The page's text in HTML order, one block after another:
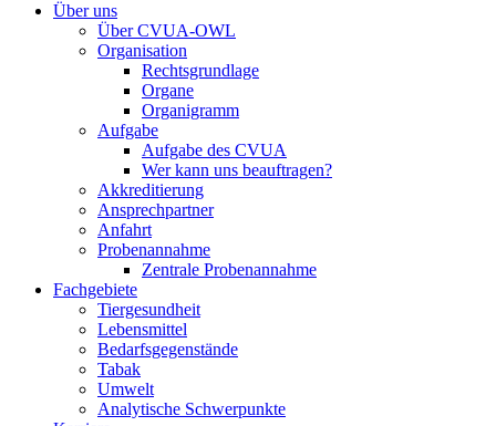
Über uns
Über CVUA-OWL
Organisation
Rechtsgrundlage
Organe
Organigramm
Aufgabe
Aufgabe des CVUA
Wer kann uns beauftragen?
Akkreditierung
Ansprechpartner
Anfahrt
Probenannahme
Zentrale Probenannahme
Fachgebiete
Tiergesundheit
Lebensmittel
Bedarfsgegenstände
Tabak
Umwelt
Analytische Schwerpunkte